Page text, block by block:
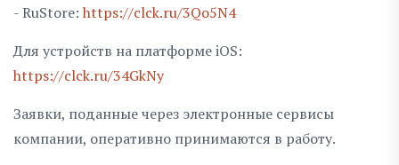
- RuStore: https://clck.ru/3Qo5N4
Для устройств на платформе iOS:
https://clck.ru/34GkNy
Заявки, поданные через электронные сервисы
компании, оперативно принимаются в работу.